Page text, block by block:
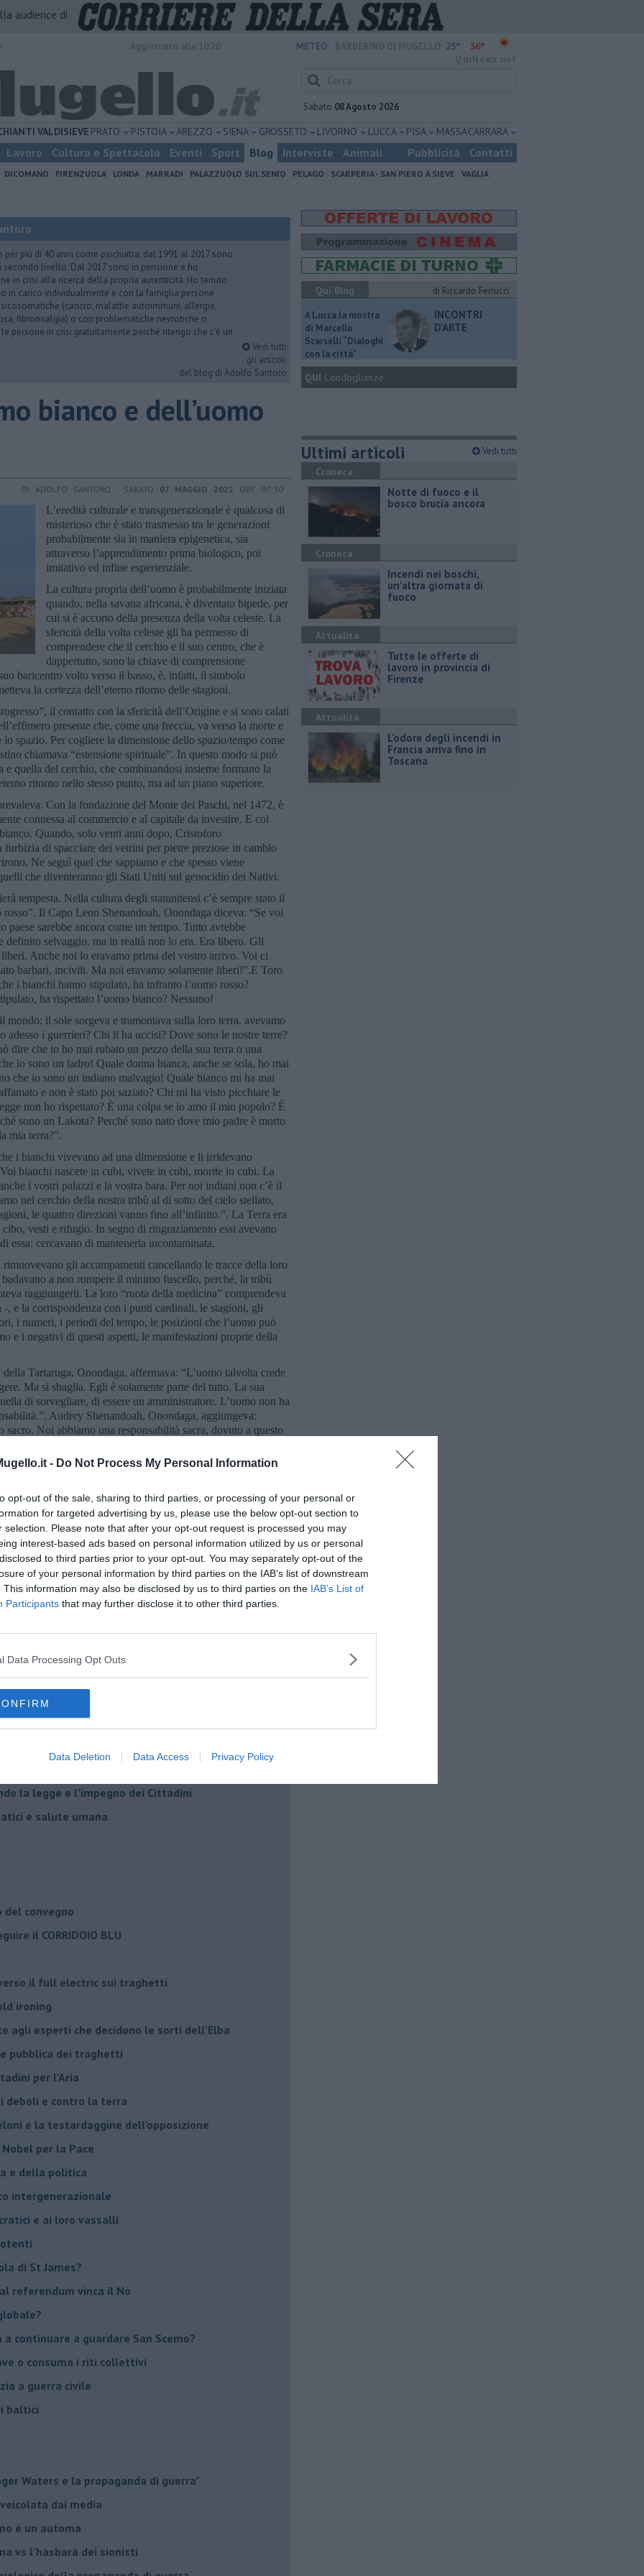
- Do Not Process My Personal Information
opt-out of the sale, sharing to third parties, or processing of your personal or
for targeted advertising by us, please use the below opt-out section to
selection. Please note that after your opt-out request is processed you may
interest-based ads based on personal information utilized by us or personal
to third parties prior to your opt-out. You may separately opt-out of the
of your personal information by third parties on the IAB’s list of downstream
This information may also be disclosed by us to third parties on the IAB’s List of
Participants that may further disclose it to other third parties.
Data Processing Opt Outs
Data Deletion Data Access Privacy Policy
audience di
METEO: 25° 36°
Sabato 08 Agosto 2026
VALDISIEVE PRATO PISTOIA AREZZO SIENA GROSSETO LIVORNO LUCCA PISA MASSA CARRARA
Lavoro Cultura e Spettacolo Eventi Sport Blog Interviste Animali Pubblicità Contatti
DICOMANO FIRENZUOLA LONDA MARRADI PALAZZUOLO SUL SENIO PELAGO SCARPERIA - SAN PIERO A SIEVE
VAGLIA
più di 40 anni come psichiatra; dal 1991 al 2017 sono
livello. Dal 2017 sono in pensione e ho
in crisi alla ricerca della propria autenticità. Ho tenuto
in carico individualmente e con la famiglia persone
(cancro, malattie autoimmuni, allergie,
fibromialgia) o con problematiche nevrotiche o
persone in crisi gratuitamente perché ritengo che c’è un
Vedi tutti
gli articoli
del blog di Adolfo Santoro
bianco e dell’uomo
DI ADOLFO SANTORO - SABATO 07 MAGGIO 2022 ORE 07:30
L’eredità culturale e transgenerazionale è qualcosa di
misterioso che è stato trasmesso tra le generazioni
probabilmente sia in maniera epigenetica, sia
attraverso l’apprendimento prima biologico, poi
imitativo ed infine esperienziale.
La cultura propria dell’uomo è probabilmente iniziata
quando, nella savana africana, è diventato bipede, per
cui si è accorto della presenza della volta celeste. La
sfericità della volta celeste gli ha permesso di
comprendere che il cerchio e il suo centro, che è
dappertutto, sono la chiave di comprensione
baricentro volto verso il basso, è, infatti, il simbolo
la certezza dell’eterno ritorno delle stagioni.
il contatto con la sfericità dell’Origine e si sono calati
presente che, come una freccia, va verso la morte e
spazio. Per cogliere la dimensione dello spazio/tempo come
chiamava “estensione spirituale”. In questo modo si può
quella del cerchio, che combinandosi insieme formano la
ritorno nello stesso punto, ma ad un piano superiore.
Con la fondazione del Monte dei Paschi, nel 1472, è
connessa al commercio e al capitale da investire. E col
Quando, solo venti anni dopo, Cristoforo
di spacciare dei vetrini per pietre preziose in cambio
Ne seguì quel che sappiamo e che spesso viene
che diventeranno gli Stati Uniti sul genocidio dei Nativi.
tempesta. Nella cultura degli statunitensi c’è sempre stato il
Il Capo Leon Shenandoah, Onondaga diceva: “Se voi
sarebbe ancora come un tempo. Tutto avrebbe
definito selvaggio, ma in realtà non lo era. Era libero. Gli
Anche noi lo eravamo prima del vostro arrivo. Voi ci
barbari, incivili. Ma noi eravamo solamente liberi!”.E Toro
i bianchi hanno stipulato, ha infranto l’uomo rosso?
ha rispettato l’uomo bianco? Nessuno!
mondo: il sole sorgeva e tramontava sulla loro terra. avevamo
adesso i guerrieri? Chi li ha uccisi? Dove sono le nostre terre?
dire che io ho mai rubato un pezzo della sua terra o una
io sono un ladro! Quale donna bianca, anche se sola, ho mai
che io sono un indiano malvagio! Quale bianco mi ha mai
e non è stato poi saziato? Chi mi ha visto picchiare le
non ho rispettato? È una colpa se io amo il mio popolo? È
sono un Lakota? Perché sono nato dove mio padre è morto
mia terra?”.
i bianchi vivevano ad una dimensione e li irridevano
bianchi nascete in cubi, vivete in cubi, morite in cubi. La
i vostri palazzi e la vostra bara. Per noi indiani non c’è il
nel cerchio della nostra tribù al di sotto del cielo stellato,
le quattro direzioni vanno fino all’infinito.”. La Terra era
vesti e rifugio. In segno di ringraziamento essi avevano
essa: cercavano di mantenerla incontaminata.
gli accampamenti cancellando le tracce della loro
a non rompere il minimo fuscello, perché, la tribù
raggiungerli. La loro “ruota della medicina” comprendeva
, e la corrispondenza con i punti cardinali, le stagioni, gli
i numeri, i periodi del tempo, le posizioni che l’uomo può
e i negativi di questi aspetti, le manifestazioni proprie della
Tartaruga, Onondaga, affermava: “L’uomo talvolta crede
Ma si sbaglia. Egli è solamente parte del tutto. La sua
di sorvegliare, di essere un amministratore. L’uomo non ha
Audrey Shenandoah, Onondaga, aggiungeva:
sacro. Noi abbiamo una responsabilità sacra, dovuto a questo
sopra del dono meraviglioso che è la vita delle piante, dei
che vivono sulla terra. noi siamo in grado di prenderci
“Ogni cosa che dà la vita è femminile. Quando gli
dell’universo, di cui le donne sono state sempre state a
Santoro
della complessità
la legge e l’impegno dei Cittadini
e salute umana
del convegno
il CORRIDOIO BLU
il full electric sui traghetti
ironing
agli esperti che decidono le sorti dell’Elba
pubblica dei traghetti​
per l’Aria
deboli e contro la terra
e la testardaggine dell’opposizione
per la Pace
e della politica
intergenerazionale
e ai loro vassalli
di St James?
referendum vinca il No
continuare a guardare San Scemo?
o consuma i riti collettivi
a guerra civile
baltici
Waters e la propaganda di guerra"
dai media
è un automa
vs l’hasbarà dei sionisti
Qui Blog
di Riccardo Ferrucci
A Lucca la mostra
di Marcello
Scarselli “Dialoghi
con la città"
INCONTRI
D'ARTE
QUI Condoglianze
Ultimi articoli Vedi tutti
Cronaca
Notte di fuoco e il
bosco brucia ancora
Cronaca
Incendi nei boschi,
un'altra giornata di
fuoco
Attualità
​Tutte le offerte di
lavoro in provincia di
Firenze
Attualità
L'odore degli incendi in
Francia arriva fino in
Toscana